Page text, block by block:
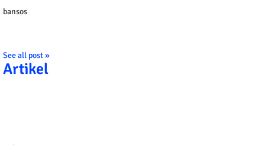
bansos
See all post »
Artikel